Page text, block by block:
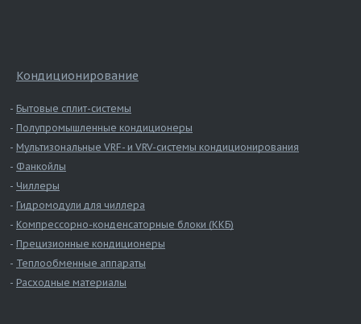
Кондиционирование
Бытовые сплит-системы
Полупромышленные кондиционеры
Мультизональные VRF- и VRV-системы кондиционирования
Фанкойлы
Чиллеры
Гидромодули для чиллера
Компрессорно-конденсаторные блоки (ККБ)
Прецизионные кондиционеры
Теплообменные аппараты
Расходные материалы